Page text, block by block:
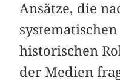
Ansätze, die
historischen
der Medien